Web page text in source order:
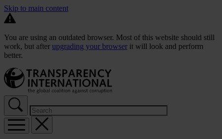
Skip to main content
You are using an outdated browser. Most of this website should still
work, but after upgrading your browser it will look and perform
better.